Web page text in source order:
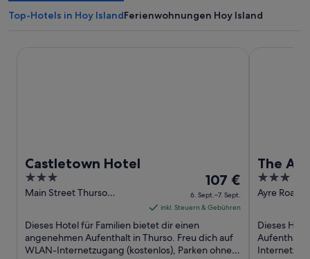
Top-Hotels in Hoy IslandFerienwohnungen Hoy Island
Castletown Hotel
3
out
5
Main Street Thurso
Der
Preis
beträgt
pro
Nacht
107 €
6. Sept.–7. Sept.
inkl. Steuern & Gebühren
Dieses Hotel für Familien bietet dir einen
angenehmen Aufenthalt in Thurso. Freu dich auf
WLAN-Internetzugang (kostenlos), Parken ohne
The
3
out
5
Ayre Road
Dieses
Aufenthalt